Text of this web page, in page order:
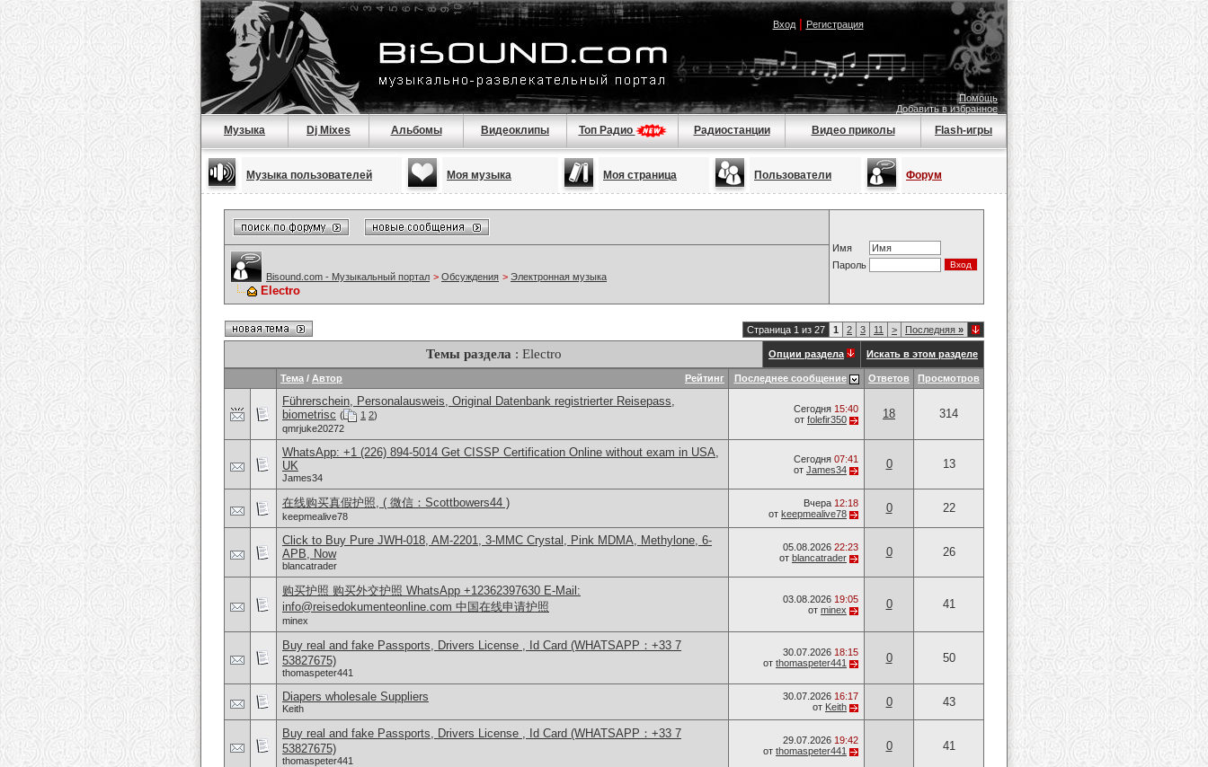
Вход| Регистрация
Помощь
Добавить в избранное
Музыка Dj Mixes Альбомы Видеоклипы Топ Радио Радиостанции Видео приколы Flash-игры
Музыка пользователей Моя музыка Моя страница Пользователи Форум
Имя
Пароль
Bisound.com - Музыкальный портал > Обсуждения > Электронная музыка
Electro
Страница 1 из 27 1 2 3 11 > Последняя »
Темы раздела : Electro Опции раздела Искать в этом разделе
Рейтинг
Тема / Автор Последнее сообщение Ответов Просмотров
Führerschein, Personalausweis, Original Datenbank registrierter Reisepass,
biometrisc ( 1 2)
qmrjuke20272
Сегодня 15:40
от folefir350 18 314
WhatsApp: +1 (226) 894-5014​ Get CISSP Certification Online without exam in USA,
UK
James34
Сегодня 07:41
от James34 0 13
在线购买真假护照, ( 微信：Scottbowers44 )
keepmealive78
Вчера 12:18
от keepmealive78 0 22
Click to Buy Pure JWH-018, AM-2201, 3-MMC Crystal, Pink MDMA, Methylone, 6-
APB, Now
blancatrader
05.08.2026 22:23
от blancatrader 0 26
购买护照 购买外交护照 WhatsApp +12362397630 E-Mail:
info@reisedokumenteonline.com 中国在线申请护照
minex
03.08.2026 19:05
от minex 0 41
Buy real and fake Passports, Drivers License , Id Card (WHATSAPP：+33 7
53827675)
thomaspeter441
30.07.2026 18:15
от thomaspeter441 0 50
Diapers wholesale Suppliers
Keith
30.07.2026 16:17
от Keith 0 43
Buy real and fake Passports, Drivers License , Id Card (WHATSAPP：+33 7
53827675)
thomaspeter441
29.07.2026 19:42
от thomaspeter441 0 41